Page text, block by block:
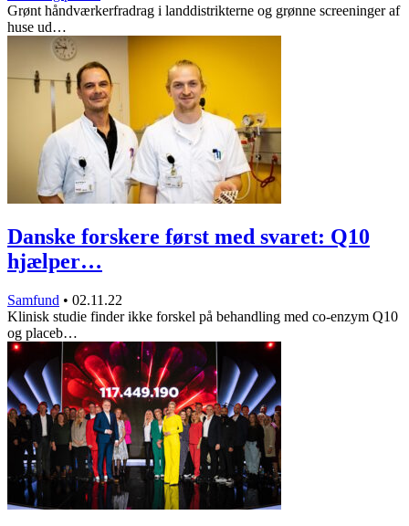
Grønt håndværkerfradrag i landdistrikterne og grønne screeninger af
huse ud…
Danske forskere først med svaret: Q10
hjælper…
Samfund • 02.11.22
Klinisk studie finder ikke forskel på behandling med co-enzym Q10
og placeb…